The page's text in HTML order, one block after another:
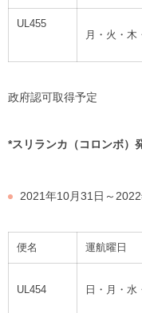
UL455
月・火・木
政府認可取得予定
*スリランカ（コロンボ）
2021年10月31日～
便名 運航曜日
UL454 日・月・水